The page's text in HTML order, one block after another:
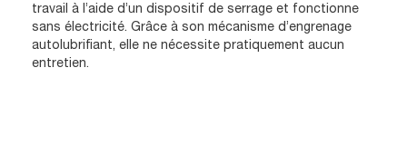
travail à l’aide d’un dispositif de serrage et fonctionne
sans électricité. Grâce à son mécanisme d’engrenage
autolubrifiant, elle ne nécessite pratiquement aucun
entretien.